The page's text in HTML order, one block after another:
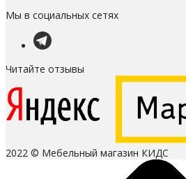
Мы в социальных сетях
Читайте отзывы
2022 © Мебельный магазин КИДС